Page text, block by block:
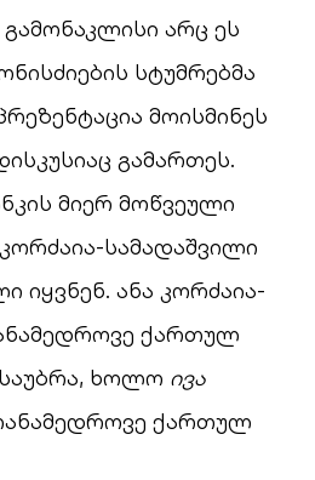
არც ეს
სტუმრებმა
მოისმინეს
გამართეს.
მიერ მოწვეული
სამადაშვილი
იყვნენ. ანა კორძაია-
ქართულ
ხოლო ივა
ქართულ